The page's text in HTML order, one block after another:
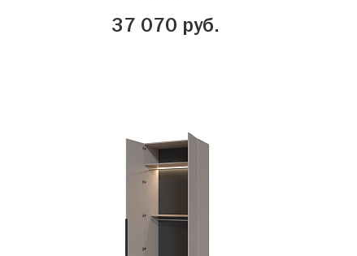
37 070 руб.